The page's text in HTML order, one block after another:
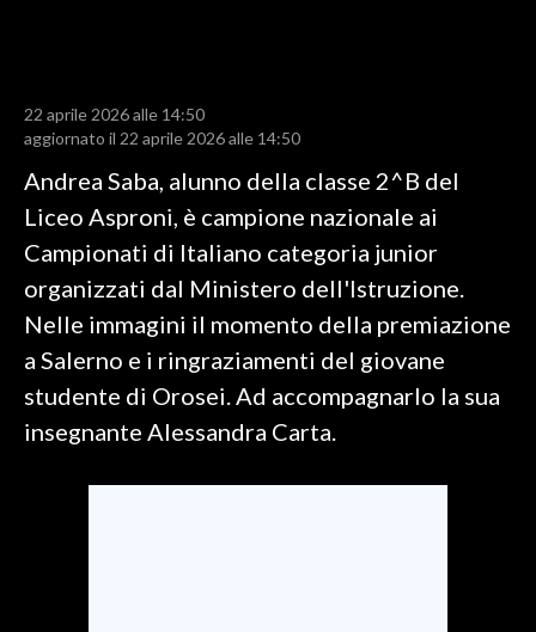
RISULTATI E CLASSIFICHE
CALCIO REGIONALE
BASKET
VOLLEY
MOTORI
TENNIS
ALTRI SPORT
CULTURA
SPETTACOLI
22 aprile 2026 alle 14:50
aggiornato il 22 aprile 2026 alle 14:50
Andrea Saba, alunno della classe 2^B del
Liceo Asproni, è campione nazionale ai
Campionati di Italiano categoria junior
organizzati dal Ministero dell'Istruzione.
Nelle immagini il momento della premiazione
a Salerno e i ringraziamenti del giovane
studente di Orosei. Ad accompagnarlo la sua
insegnante Alessandra Carta.